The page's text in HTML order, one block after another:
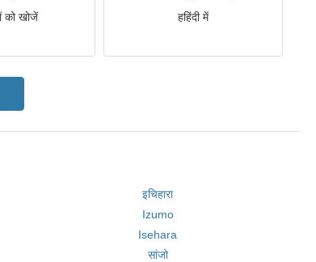
को खोजें हहिंदी में
इचिहारा
Izumo
Isehara
सांजो